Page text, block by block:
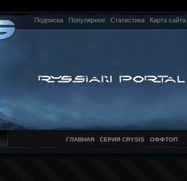
Подписка Популярное Статистика Карта сайта
ГЛАВНАЯ СЕРИЯ CRYSIS ОФФТОП